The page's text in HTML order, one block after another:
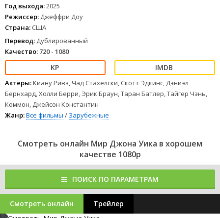
Год выхода:2025
Режиссер: Джеффри Доу
Страна: США
Перевод: Дублированный
Качество: 720 - 1080
Актеры:Киану Ривз, Чад Стахелски, Скотт Эдкинс, Дэниэл
Бернхард, Холли Берри, Эрик Браун, Таран Батлер, Тайгер Чэнь,
Коммон, Джейсон Константин
Жанр:Все фильмы / Зарубежные
Смотреть онлайн Мир Джона Уика в хорошем
качестве 1080p
ПОИСК ПО ПАРАМЕТРАМ
Смотреть онлайн Трейлер